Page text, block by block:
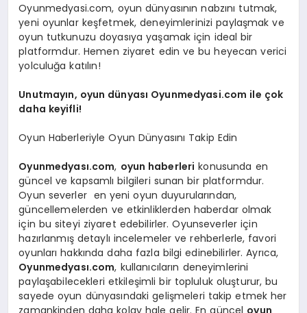
Oyunmedyasi.com, oyun dünyasının nabzını tutmak,
yeni oyunlar keşfetmek, deneyimlerinizi paylaşmak ve
oyun tutkunuzu doyasıya yaşamak için ideal bir
platformdur. Hemen ziyaret edin ve bu heyecan verici
yolculuğa katılın!
Unutmayın, oyun dünyası Oyunmedyasi.com ile çok
daha keyifli!
Oyun Haberleriyle Oyun Dünyasını Takip Edin
Oyunmedyası.com, oyun haberleri konusunda en
güncel ve kapsamlı bilgileri sunan bir platformdur.
Oyun severler en yeni oyun duyurularından,
güncellemelerden ve etkinliklerden haberdar olmak
için bu siteyi ziyaret edebilirler. Oyunseverler için
hazırlanmış detaylı incelemeler ve rehberlerle, favori
oyunları hakkında daha fazla bilgi edinebilirler. Ayrıca,
Oyunmedyası.com, kullanıcıların deneyimlerini
paylaşabilecekleri etkileşimli bir topluluk oluşturur, bu
sayede oyun dünyasındaki gelişmeleri takip etmek her
zamankinden daha kolay hale gelir. En güncel oyun